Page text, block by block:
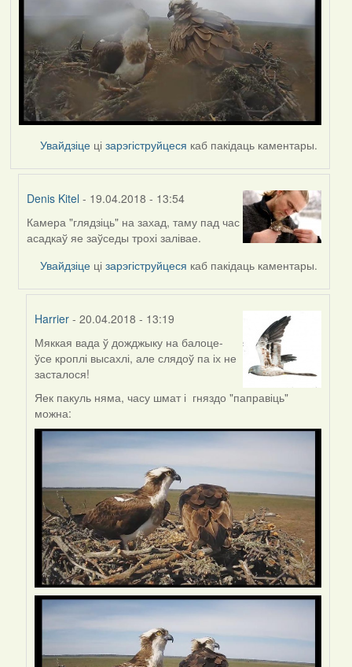
Увайдзіце цізарэгіструйцеся каб пакідаць каментары.
Denis Kitel - 19.04.2018 - 13:54
In
reply
Harrier
Камера "глядзіць" на захад, таму пад час
асадкаў яе заўседы трохі залівае.
Увайдзіце цізарэгіструйцеся каб пакідаць каментары.
Harrier - 20.04.2018 - 13:19
In
reply
to
by
Denis
Kitel
Мяккая вада ў дожджыку на балоце-
ўсе кроплі высахлі, але слядоў па іх не
засталося!
Яек пакуль няма, часу шмат і гняздо "паправіць"
можна: